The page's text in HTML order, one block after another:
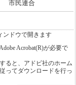
市民連合
ンドウで開きます
Acrobat(R)が必要で
ると、アドビ社のホーム
ってダウンロードを行っ